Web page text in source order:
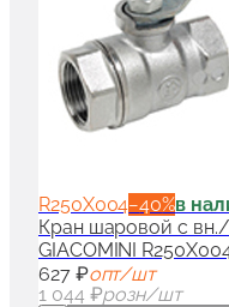
R250X004−40%в
Кран шаровой с
GIACOMINI
627 ₽опт/шт
1 044 ₽розн/шт